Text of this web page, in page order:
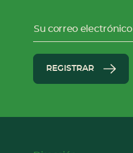
Su correo electrónico
REGISTRAR